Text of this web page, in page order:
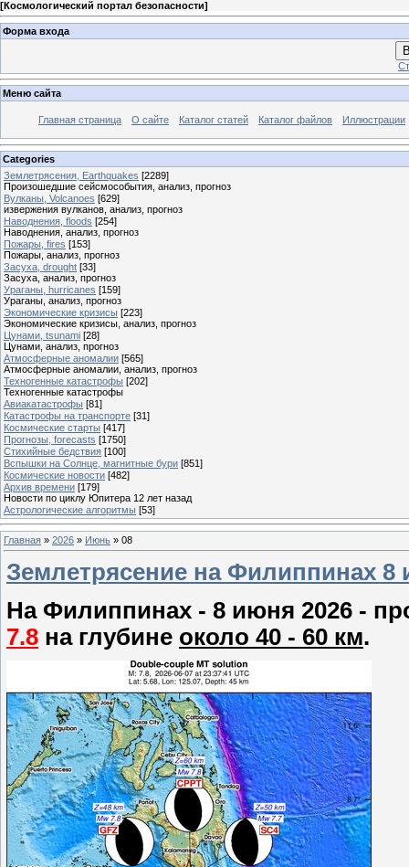
[Космологический портал безопасности]
Форма входа
Меню сайта
Главная страница О сайте Каталог статей Каталог файлов Иллюстрации
Categories
Землетрясения, Earthquakes [2289]
Произошедшие сейсмособытия, анализ, прогноз
Вулканы, Volcanoes [629]
извержения вулканов, анализ, прогноз
Наводнения, floods [254]
Наводнения, анализ, прогноз
Пожары, fires [153]
Пожары, анализ, прогноз
Засуха, drought [33]
Засуха, анализ, прогноз
Ураганы, hurricanes [159]
Ураганы, анализ, прогноз
Экономические кризисы [223]
Экономические кризисы, анализ, прогноз
Цунами, tsunami [28]
Цунами, анализ, прогноз
Атмосферные аномалии [565]
Атмосферные аномалии, анализ, прогноз
Техногенные катастрофы [202]
Техногенные катастрофы
Авиакатастрофы [81]
Катастрофы на транспорте [31]
Космические старты [417]
Прогнозы, forecasts [1750]
Стихийные бедствия [100]
Вспышки на Солнце, магнитные бури [851]
Космические новости [482]
Архив времени [179]
Новости по циклу Юпитера 12 лет назад
Астрологические алгоритмы [53]
Главная » 2026 » Июнь » 08
Землетрясение на Филиппинах 8
На Филиппинах - 8 июня 2026 -
7.8 на глубине около 40 - 60 км.